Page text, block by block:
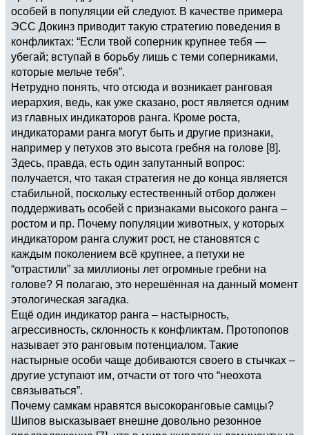
особей в популяции ей следуют. В качестве примера
ЭСС Докинз приводит такую стратегию поведения в
конфликтах: “Если твой соперник крупнее тебя —
убегай; вступай в борьбу лишь с теми соперниками,
которые мельче тебя”.
Нетрудно понять, что отсюда и возникает ранговая
иерархия, ведь, как уже сказано, рост является одним
из главных индикаторов ранга. Кроме роста,
индикаторами ранга могут быть и другие признаки,
например у петухов это высота гребня на голове [8].
Здесь, правда, есть один запутанный вопрос:
получается, что такая стратегия не до конца является
стабильной, поскольку естественный отбор должен
поддерживать особей с признаками высокого ранга –
ростом и пр. Почему популяции животных, у которых
индикатором ранга служит рост, не становятся с
каждым поколением всё крупнее, а петухи не
“отрастили” за миллионы лет огромные гребни на
голове? Я полагаю, это нерешённая на данный момент
этологическая загадка.
Ещё один индикатор ранга – настырность,
агрессивность, склонность к конфликтам. Протопопов
называет это ранговым потенциалом. Такие
настырные особи чаще добиваются своего в стычках –
другие уступают им, отчасти от того что “неохота
связываться”.
Почему самкам нравятся высокоранговые самцы?
Шипов высказывает внешне довольно резонное